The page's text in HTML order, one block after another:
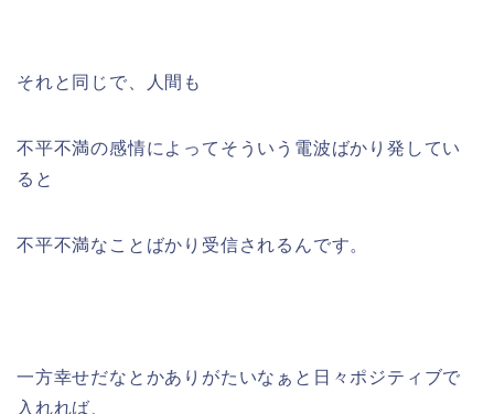
それと同じで、人間も
不平不満の感情によってそういう電波ばかり発してい
ると
不平不満なことばかり受信されるんです。
一方幸せだなとかありがたいなぁと日々ポジティブで
入れれば、